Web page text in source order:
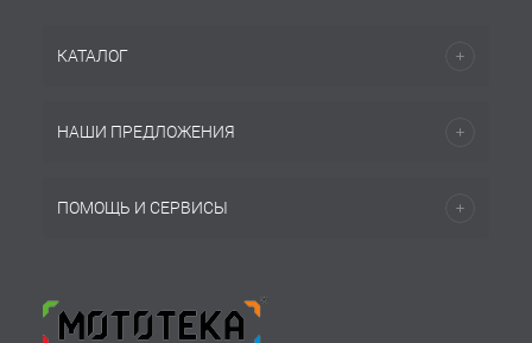
КАТАЛОГ
НАШИ ПРЕДЛОЖЕНИЯ
ПОМОЩЬ И СЕРВИСЫ